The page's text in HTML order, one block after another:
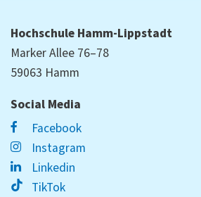
Hochschule Hamm-Lippstadt
Marker Allee 76–78
59063 Hamm
Social Media
Facebook
Instagram
Linkedin
TikTok